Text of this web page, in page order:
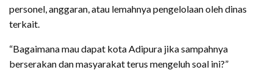
personel, anggaran, atau lemahnya pengelolaan oleh dinas
terkait.
“Bagaimana mau dapat kota Adipura jika sampahnya
berserakan dan masyarakat terus mengeluh soal ini?”